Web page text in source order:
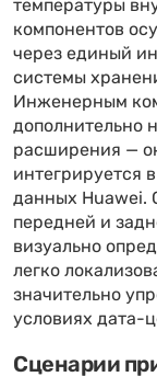
температуры
компонентов
через единый
системы
Инженерным
дополнительно
расширения —
интегрируется
данных Huawei.
передней и
визуально
легко
значительно
условиях дата-
Сценарии